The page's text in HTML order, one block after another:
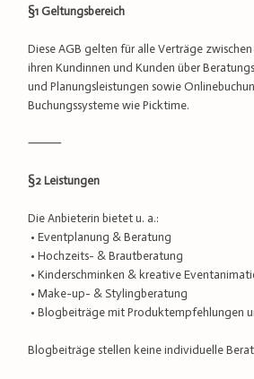
§1 Geltungsbereich
Diese AGB gelten für alle Verträge
ihren Kundinnen und Kunden über
und Planungsleistungen sowie
Buchungssysteme wie Picktime.
⸻
§2 Leistungen
Die Anbieterin bietet u. a.:
• Eventplanung & Beratung
• Hochzeits- & Brautberatung
• Kinderschminken & kreative
• Make-up- & Stylingberatung
• Blogbeiträge mit Produktempfehlungen
Blogbeiträge stellen keine individuelle